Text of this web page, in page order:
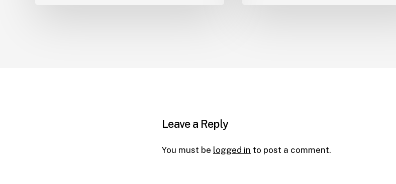
Leave a Reply
You must be logged in to post a comment.